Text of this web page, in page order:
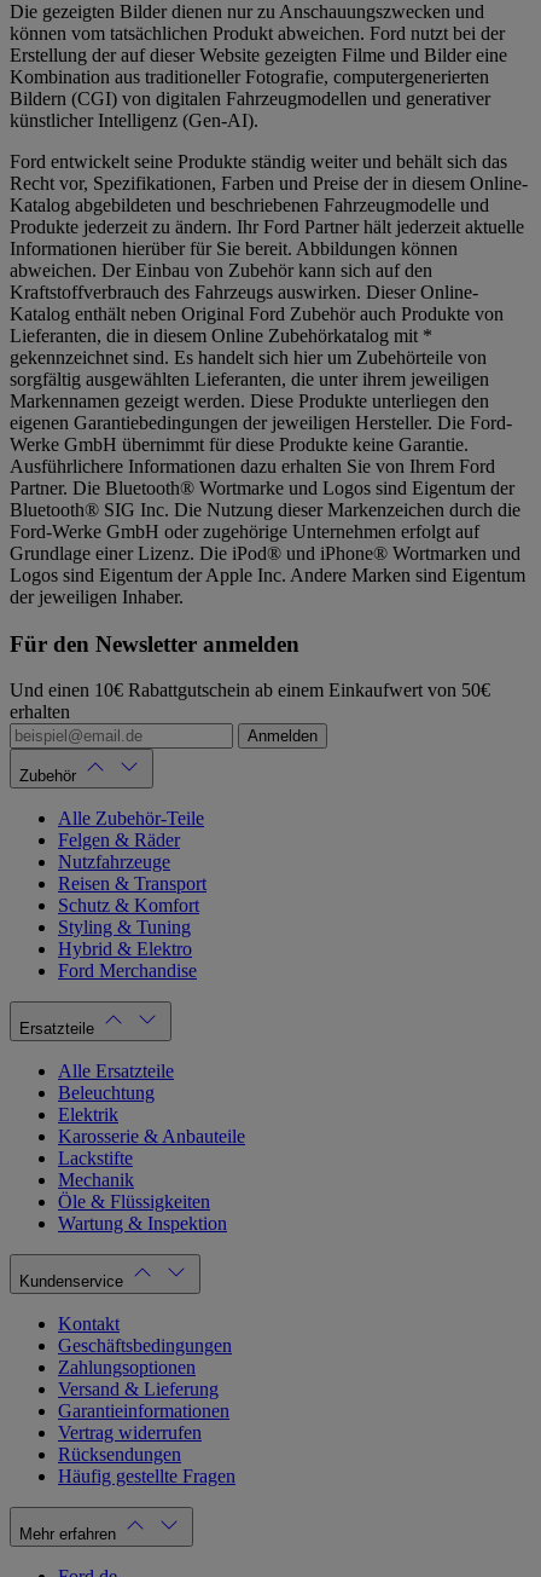
Die gezeigten Bilder dienen nur zu Anschauungszwecken und
können vom tatsächlichen Produkt abweichen. Ford nutzt bei der
Erstellung der auf dieser Website gezeigten Filme und Bilder eine
Kombination aus traditioneller Fotografie, computergenerierten
Bildern (CGI) von digitalen Fahrzeugmodellen und generativer
künstlicher Intelligenz (Gen-AI).
Ford entwickelt seine Produkte ständig weiter und behält sich das
Recht vor, Spezifikationen, Farben und Preise der in diesem Online-
Katalog abgebildeten und beschriebenen Fahrzeugmodelle und
Produkte jederzeit zu ändern. Ihr Ford Partner hält jederzeit aktuelle
Informationen hierüber für Sie bereit. Abbildungen können
abweichen. Der Einbau von Zubehör kann sich auf den
Kraftstoffverbrauch des Fahrzeugs auswirken. Dieser Online-
Katalog enthält neben Original Ford Zubehör auch Produkte von
Lieferanten, die in diesem Online Zubehörkatalog mit *
gekennzeichnet sind. Es handelt sich hier um Zubehörteile von
sorgfältig ausgewählten Lieferanten, die unter ihrem jeweiligen
Markennamen gezeigt werden. Diese Produkte unterliegen den
eigenen Garantiebedingungen der jeweiligen Hersteller. Die Ford-
Werke GmbH übernimmt für diese Produkte keine Garantie.
Ausführlichere Informationen dazu erhalten Sie von Ihrem Ford
Partner. Die Bluetooth® Wortmarke und Logos sind Eigentum der
Bluetooth® SIG Inc. Die Nutzung dieser Markenzeichen durch die
Ford-Werke GmbH oder zugehörige Unternehmen erfolgt auf
Grundlage einer Lizenz. Die iPod® und iPhone® Wortmarken und
Logos sind Eigentum der Apple Inc. Andere Marken sind Eigentum
der jeweiligen Inhaber.
Für den Newsletter anmelden
Und einen 10€ Rabattgutschein ab einem Einkaufwert von 50€
erhalten
Anmelden
Zubehör
Alle Zubehör-Teile
Felgen & Räder
Nutzfahrzeuge
Reisen & Transport
Schutz & Komfort
Styling & Tuning
Hybrid & Elektro
Ford Merchandise
Ersatzteile
Alle Ersatzteile
Beleuchtung
Elektrik
Karosserie & Anbauteile
Lackstifte
Mechanik
Öle & Flüssigkeiten
Wartung & Inspektion
Kundenservice
Kontakt
Geschäftsbedingungen
Zahlungsoptionen
Versand & Lieferung
Garantieinformationen
Vertrag widerrufen
Rücksendungen
Häufig gestellte Fragen
Mehr erfahren